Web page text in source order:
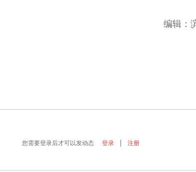
编辑：
您需要登录后才可以发动态 登录 注册